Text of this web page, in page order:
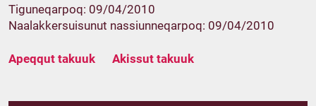
Tiguneqarpoq: 09/04/2010
Naalakkersuisunut nassiunneqarpoq: 09/04/2010
Apeqqut takuuk Akissut takuuk